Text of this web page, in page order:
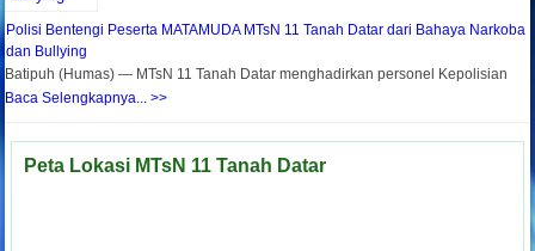
Polisi Bentengi Peserta MATAMUDA MTsN 11 Tanah Datar dari Bahaya Narkoba
dan Bullying
Batipuh (Humas) — MTsN 11 Tanah Datar menghadirkan personel Kepolisian
Baca Selengkapnya... >>
Peta Lokasi MTsN 11 Tanah Datar